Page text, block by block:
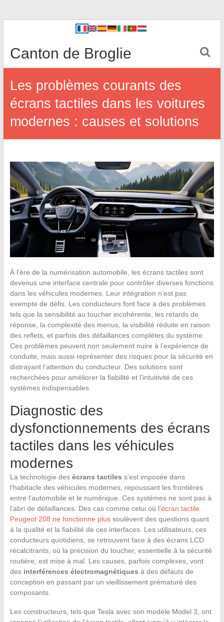
Canton de Broglie
Les problèmes courants des
écrans tactiles dans les voitures
modernes : causes et solutions
À l’ère de la numérisation automobile, les écrans tactiles sont
devenus une interface centrale pour contrôler diverses fonctions
dans les véhicules modernes. Leur intégration n’est pas
exempte de défis. Les conducteurs font face à des problèmes
tels que la sensibilité au toucher incohérente, les retards de
réponse, la complexité des menus, la visibilité réduite en raison
des reflets, et parfois des défaillances complètes du système.
Ces problèmes peuvent non seulement nuire à l’expérience de
conduite, mais aussi représenter des risques pour la sécurité en
distrayant l’attention du conducteur. Des solutions sont
recherchées pour améliorer la fiabilité et l’intuitivité de ces
systèmes indispensables.
Diagnostic des
dysfonctionnements des écrans
tactiles dans les véhicules
modernes
La technologie des écrans tactiles s’est imposée dans
l’habitacle des véhicules modernes, repoussant les frontières
entre l’automobile et le numérique. Ces systèmes ne sont pas à
l’abri de défaillances. Des cas comme celui où l’écran tactile
Peugeot 208 ne fonctionne plussoulèvent des questions quant
à la qualité et la fiabilité de ces interfaces. Les utilisateurs, ces
conducteurs quotidiens, se retrouvent face à des écrans LCD
récalcitrants, où la précision du toucher, essentielle à la sécurité
routière, est mise à mal. Les causes, parfois complexes, vont
des interférences électromagnétiques à des défauts de
conception en passant par un vieillissement prématuré des
composants.
Les constructeurs, tels que Tesla avec son modèle Model 3, ont